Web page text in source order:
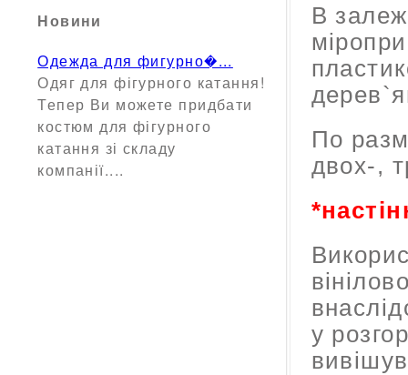
Новини
Одежда для фигурно�...
Одяг для фігурного катання!
Тепер Ви можете придбати
костюм для фігурного
катання зі складу
компанії....
В
По
двох-,
у